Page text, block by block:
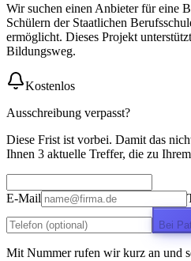
Wir suchen einen Anbieter für eine
Schülern der Staatlichen
ermöglicht. Dieses Projekt
Bildungsweg.
Kostenlos
Ausschreibung verpasst?
Diese Frist ist vorbei. Damit das
Ihnen 3 aktuelle Treffer, die zu
E-Mail
Bei
Mit Nummer rufen wir kurz an und